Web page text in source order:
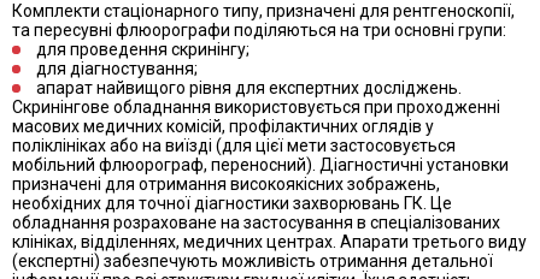
Комплекти стаціонарного типу, призначені для рентгеноскопії,
та пересувні флюорографи поділяються на три основні групи:
для проведення скринінгу;
для діагностування;
апарат найвищого рівня для експертних досліджень.
Скринінгове обладнання використовується при проходженні
масових медичних комісій, профілактичних оглядів у
поліклініках або на виїзді (для цієї мети застосовується
мобільний флюорограф, переносний). Діагностичні установки
призначені для отримання високоякісних зображень,
необхідних для точної діагностики захворювань ГК. Це
обладнання розраховане на застосування в спеціалізованих
клініках, відділеннях, медичних центрах. Апарати третього виду
(експертні) забезпечують можливість отримання детальної